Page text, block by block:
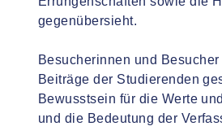
gegenübersieht.
Besucherinnen und
Beiträge der Studierenden
Bewusstsein für die Werte
und die Bedeutung der